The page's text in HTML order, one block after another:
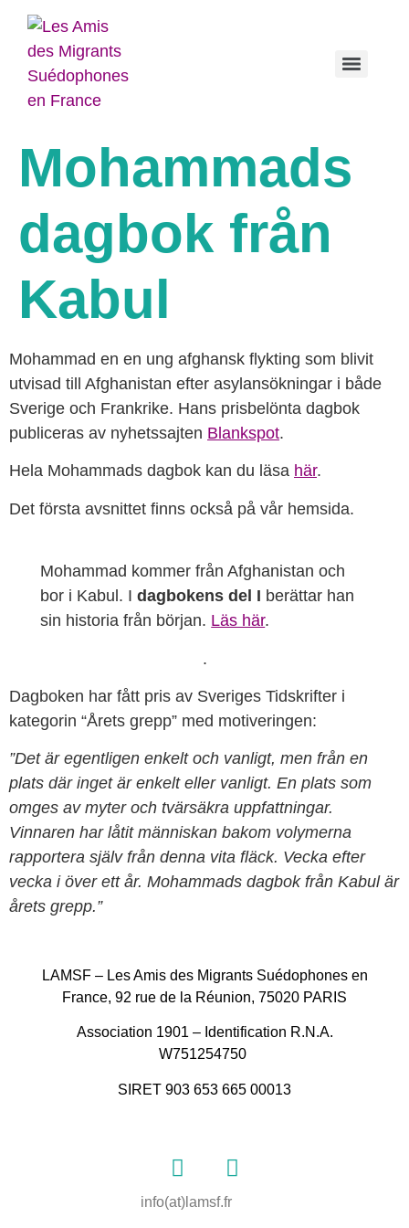
Mohammads
dagbok från
Kabul
Mohammad en en ung afghansk flykting som blivit
utvisad till Afghanistan efter asylansökningar i både
Sverige och Frankrike. Hans prisbelönta dagbok
publiceras av nyhetssajten Blankspot.
Hela Mohammads dagbok kan du läsa här.
Det första avsnittet finns också på vår hemsida.
Mohammad kommer från Afghanistan och
bor i Kabul. Idagbokens del I berättar han
sin historia från början. Läs här.
.
Dagboken har fått pris av Sveriges Tidskrifter i
kategorin “Årets grepp” med motiveringen:
”Det är egentligen enkelt och vanligt, men från en
plats där inget är enkelt eller vanligt. En plats som
omges av myter och tvärsäkra uppfattningar.
Vinnaren har låtit människan bakom volymerna
rapportera själv från denna vita fläck. Vecka efter
vecka i över ett år. Mohammads dagbok från Kabul är
årets grepp.”
LAMSF – Les Amis des Migrants Suédophones en
France, 92 rue de la Réunion, 75020 PARIS
Association 1901 – Identification R.N.A.
W751254750
SIRET 903 653 665 00013
info(at)lamsf.fr